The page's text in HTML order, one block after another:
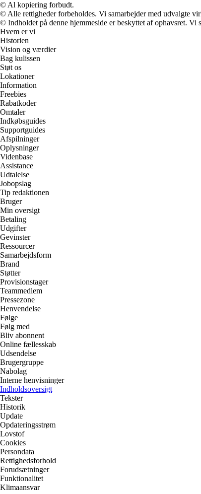
© Al kopiering forbudt.
© Alle rettigheder forbeholdes. Vi samarbejder med udvalgte
© Indholdet på denne hjemmeside er beskyttet af ophavsret.
Hvem er vi
Historien
Vision og værdier
Bag kulissen
Støt os
Lokationer
Information
Freebies
Rabatkoder
Omtaler
Indkøbsguides
Supportguides
Afspilninger
Oplysninger
Videnbase
Assistance
Udtalelse
Jobopslag
Tip redaktionen
Bruger
Min oversigt
Betaling
Udgifter
Gevinster
Ressourcer
Samarbejdsform
Brand
Støtter
Provisionstager
Teammedlem
Pressezone
Henvendelse
Følge
Følg med
Bliv abonnent
Online fællesskab
Udsendelse
Brugergruppe
Nabolag
Interne henvisninger
Indholdsoversigt
Tekster
Historik
Update
Opdateringsstrøm
Lovstof
Cookies
Persondata
Rettighedsforhold
Forudsætninger
Funktionalitet
Klimaansvar